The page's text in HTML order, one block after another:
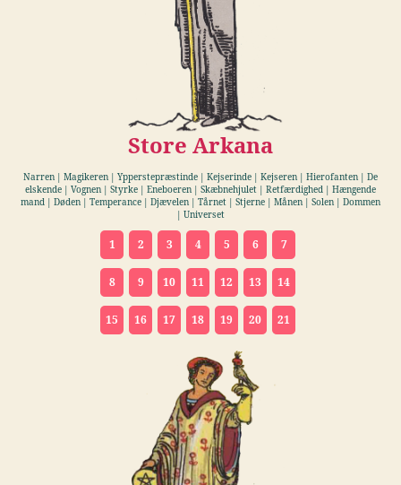
Store Arkana
Narren | Magikeren | Ypperstepræstinde | Kejserinde | Kejseren | Hierofanten | De
elskende | Vognen | Styrke | Eneboeren | Skæbnehjulet | Retfærdighed | Hængende
mand | Døden | Temperance | Djævelen | Tårnet | Stjerne | Månen | Solen | Dommen
| Universet
1 2 3 4 5 6 7
8 9 10 11 12 13 14
15 16 17 18 19 20 21